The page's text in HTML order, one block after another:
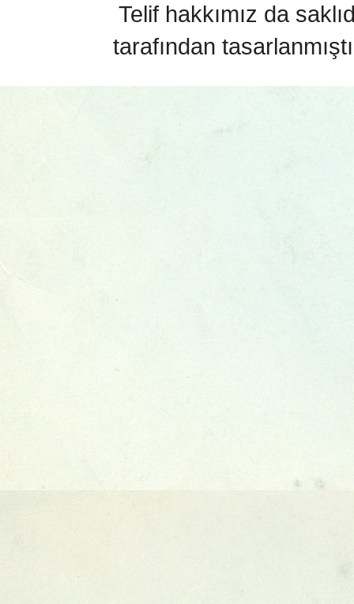
Telif hakkımız da
tarafından